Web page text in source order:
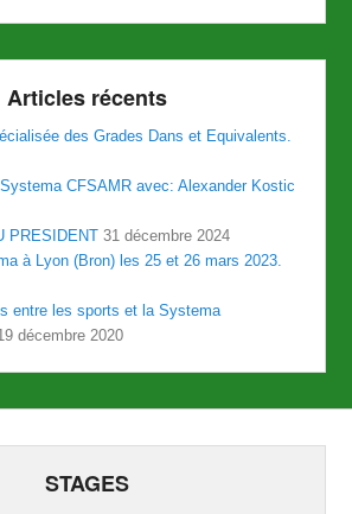
Articles récents
des Grades Dans et Equivalents.
CFSAMR avec: Alexander Kostic
PRESIDENT 31 décembre 2024
à Lyon (Bron) les 25 et 26 mars 2023.
entre les sports et la Systema
décembre 2020
STAGES